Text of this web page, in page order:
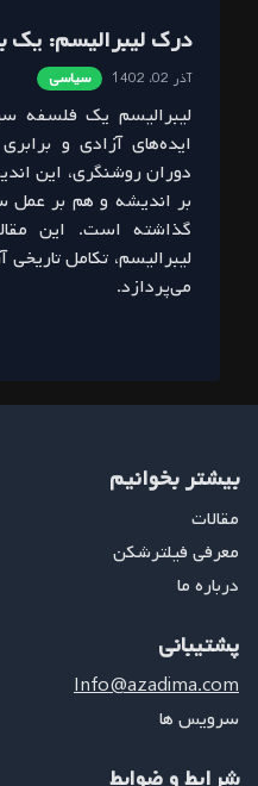
درک لیبرالیسم:
آذر 02، 1402 سیاسی
لیبرالیسم یک فلسفه
ایده‌های آزادی و
دوران روشنگری، این
بر اندیشه و هم بر عمل
گذاشته است. این
لیبرالیسم، تکامل تاریخی
می‌پردازد.
بیشتر بخوانیم
مقالات
معرفی فیلترشکن
درباره ما
پشتیبانی
Info@azadima.com
سرویس ها
شرایط و ضوابط